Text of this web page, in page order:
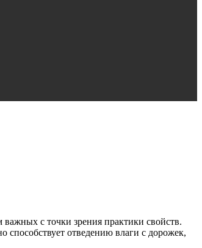
с точки зрения практики свойств.
отведению влаги с дорожек,